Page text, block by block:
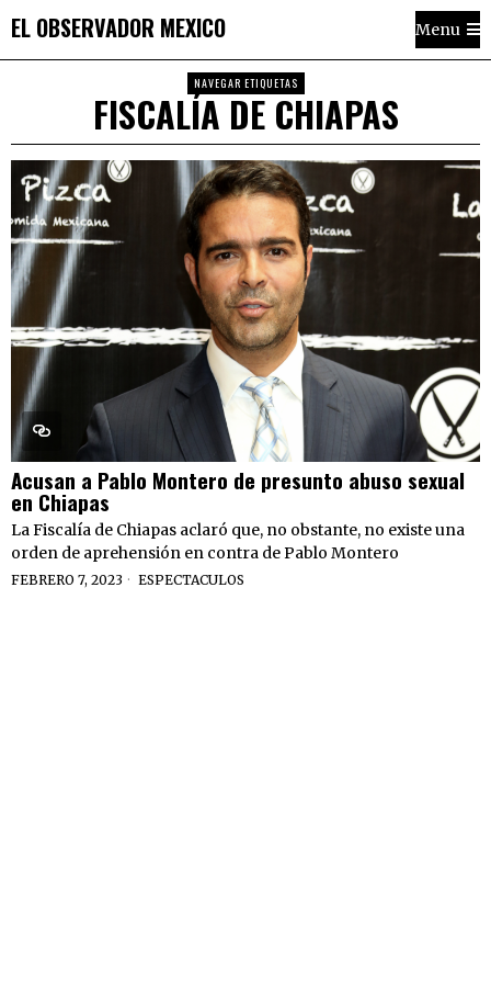
EL OBSERVADOR MEXICO Menu
NAVEGAR ETIQUETAS
FISCALÍA DE CHIAPAS
Acusan a Pablo Montero de presunto abuso sexual
en Chiapas
La Fiscalía de Chiapas aclaró que, no obstante, no existe una
orden de aprehensión en contra de Pablo Montero
FEBRERO 7, 2023 ESPECTACULOS